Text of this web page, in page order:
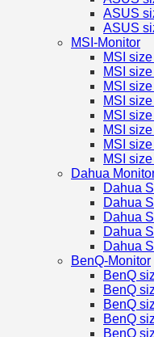
ASUS
ASUS
MSI-Monitor
MSI
MSI
MSI
MSI
MSI
MSI
MSI
MSI
Dahua
Dahua
Dahua
Dahua
Dahua
Dahua
BenQ-Monitor
BenQ
BenQ
BenQ
BenQ
BenQ